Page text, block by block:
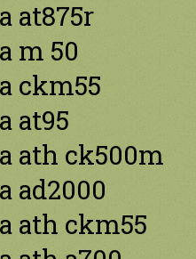
at875r
m 50
ckm55
at95
ath ck500m
ad2000
ath ckm55